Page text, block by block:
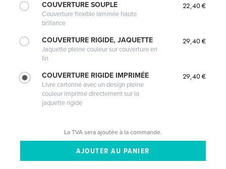
COUVERTURE SOUPLE
Couverture flexible laminée haute
brillance
22,40 €
COUVERTURE RIGIDE, JAQUETTE
Jaquette pleine couleur sur couverture en
lin
29,40 €
COUVERTURE RIGIDE IMPRIMÉE
Livre cartonné avec un design pleine
couleur imprimé directement sur la
jaquette rigide
29,40 €
La TVA sera ajoutée à la commande.